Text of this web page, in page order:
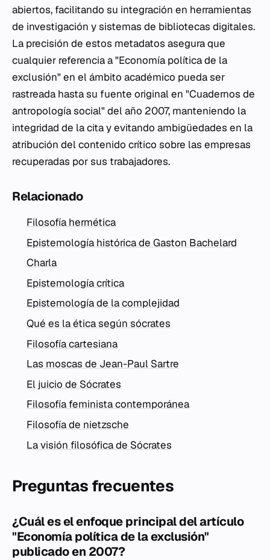
abiertos, facilitando su integración en herramientas
de investigación y sistemas de bibliotecas digitales.
La precisión de estos metadatos asegura que
cualquier referencia a "Economía política de la
exclusión" en el ámbito académico pueda ser
rastreada hasta su fuente original en "Cuadernos de
antropología social" del año 2007, manteniendo la
integridad de la cita y evitando ambigüedades en la
atribución del contenido crítico sobre las empresas
recuperadas por sus trabajadores.
Relacionado
Filosofía hermética
Epistemología histórica de Gaston Bachelard
Charla
Epistemología crítica
Epistemología de la complejidad
Qué es la ética según sócrates
Filosofía cartesiana
Las moscas de Jean-Paul Sartre
El juicio de Sócrates
Filosofía feminista contemporánea
Filosofía de nietzsche
La visión filosófica de Sócrates
Preguntas frecuentes
¿Cuál es el enfoque principal del artículo
"Economía política de la exclusión"
publicado en 2007?